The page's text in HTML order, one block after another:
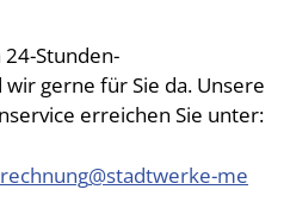
Stunden-
gerne für Sie da. Unsere
erreichen Sie unter:
chn ng st dtw rk -m